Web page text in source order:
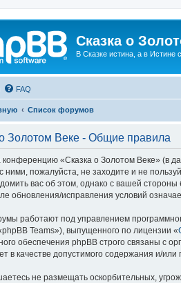
Сказка о
В Сказке истина, а в Истине
FAQ
Список форумов
Золотом Веке - Общие правила
конференцию «Сказка о Золотом Веке» (в
ними, пожалуйста, не заходите и не
вас об этом, однако с вашей
обновления/исправления условий
работают под управлением
Teams»), выпущенного по лицензии «
обеспечения phpBB строго связаны с
в качестве допустимого содержания и/
не размещать оскорбительных,